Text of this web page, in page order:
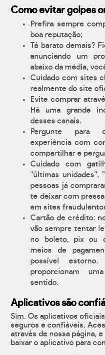
Como evitar golpes
Prefira sempre
boa reputação;
Tá barato demais?
anunciando um
abaixo da média,
Cuidado com sites
realmente do site
Evite comprar
Há uma grande
desses canais.
Pergunte para
experiência com
compartilhar e
Cuidado com
"últimas unidades",
pessoas já
te deixar com
em sites
Cartão de crédito:
vão sempre tentar
no boleto, pix ou
meios de
possível
proporcionam
sentido.
Aplicativos são
Sim. Os aplicativos
seguros e confiáveis.
através de nossa página,
baixar o aplicativo para